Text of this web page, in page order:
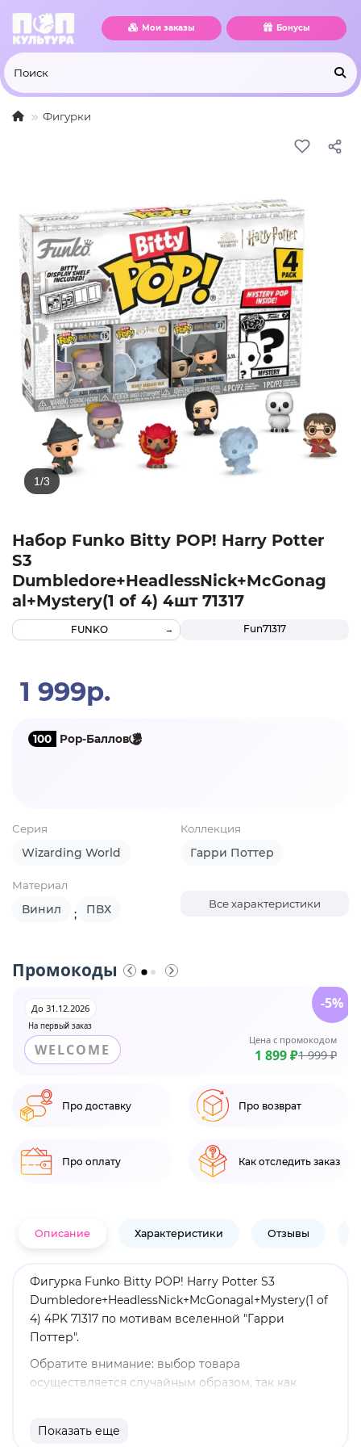
Мои заказы Бонусы
Фигурки
Набор Funko Bitty POP! Harry Potter
S3
Dumbledore+HeadlessNick+McGonag
al+Mystery(1 of 4) 4шт 71317
Fun71317
FUNKO
1 999р.
100 Pop-Баллов
Серия
Wizarding World
Коллекция
Гарри Поттер
Материал
Винил ; ПВХ Все характеристики
Промокоды
На первый заказ
До 31.12.2026
WELCOME
Цена с промокодом
1 899 ₽1 999 ₽
-5%
Про доставку Про возврат
Про оплату Как отследить заказ
Описание Характеристики Отзывы
Фигурка Funko Bitty POP! Harry Potter S3
Dumbledore+HeadlessNick+McGonagal+Mystery(1 of
4) 4PK 71317 по мотивам вселенной "Гарри
Поттер".
Обратите внимание: выбор товара
осуществляется случайным образом, так как
товары. Вы можете получить дубликаты фигурок.
Показать еще